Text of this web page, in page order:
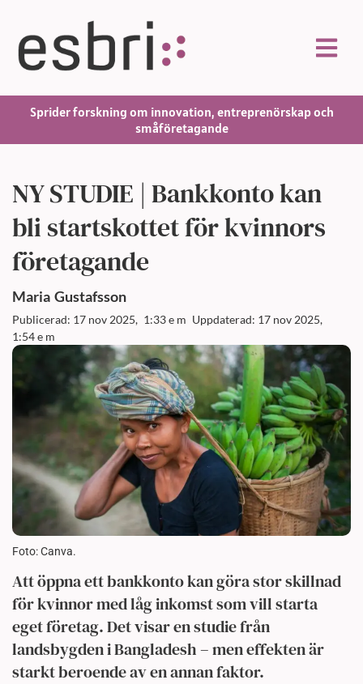
Sprider forskning om innovation, entreprenörskap och
småföretagande
NY STUDIE | Bankkonto kan
bli startskottet för kvinnors
företagande
Maria Gustafsson
Publicerad: 17 nov 2025, 1:33 e m Uppdaterad: 17 nov 2025,
1:54 e m
Foto: Canva.
Att öppna ett bankkonto kan göra stor skillnad
för kvinnor med låg inkomst som vill starta
eget företag. Det visar en studie från
landsbygden i Bangladesh – men effekten är
starkt beroende av en annan faktor.